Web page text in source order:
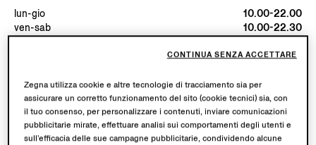
lun-gio
10.00-22.00
ven-sab
10.00-22.30
dom
10.00-22.00
Aperta fino alle ore 22:00
SERVIZI DISPONIBILI
Spedizione in boutique non disponibile.
Resi in boutique disponibili. Scopri di piùqui.
Zegna utilizza cookie e altre tecnologie di tracciamento sia per
assicurare un corretto funzionamento del sito (cookie tecnici) sia, con
il tuo consenso, per personalizzare i contenuti, inviare comunicazioni
pubblicitarie mirate, effettuare analisi sui comportamenti degli utenti e
sull’efficacia delle sue campagne pubblicitarie, condividendo alcune
CONTINUA SENZA ACCETTARE